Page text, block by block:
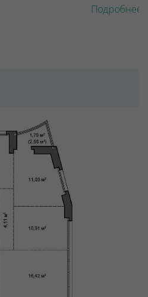
Подробнее